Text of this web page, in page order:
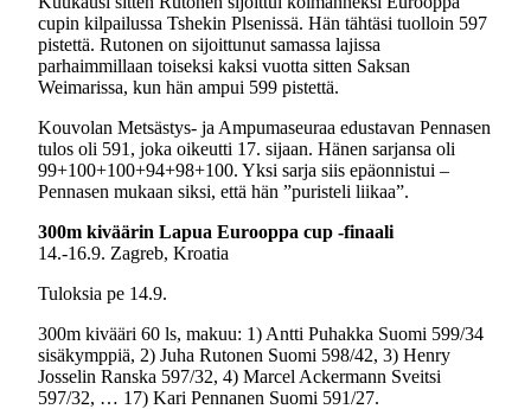
cupin kilpailussa Tshekin Plsenissä. Hän tähtäsi tuolloin 597
pistettä. Rutonen on sijoittunut samassa lajissa
parhaimmillaan toiseksi kaksi vuotta sitten Saksan
Weimarissa, kun hän ampui 599 pistettä.
Kouvolan Metsästys- ja Ampumaseuraa edustavan Pennasen
tulos oli 591, joka oikeutti 17. sijaan. Hänen sarjansa oli
99+100+100+94+98+100. Yksi sarja siis epäonnistui –
Pennasen mukaan siksi, että hän ”puristeli liikaa”.
300m kiväärin Lapua Eurooppa cup -finaali
14.-16.9. Zagreb, Kroatia
Tuloksia pe 14.9.
300m kivääri 60 ls, makuu: 1) Antti Puhakka Suomi 599/34
sisäkymppiä, 2) Juha Rutonen Suomi 598/42, 3) Henry
Josselin Ranska 597/32, 4) Marcel Ackermann Sveitsi
597/32, … 17) Kari Pennanen Suomi 591/27.